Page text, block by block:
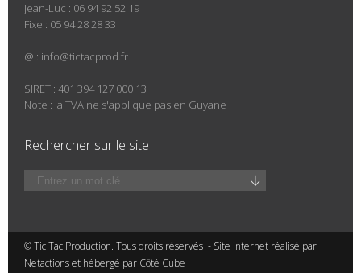
Jean-Luc : 06 94 92 52 19
Fixe : 05 94 28 28 33
@ : info@tictacprod.fr
SIRET : 401 394 127 000 13
Note : la TVA ne s'applique pas en Guyane
Rechercher sur le site
© Tic Tac Production. Tous droits réservés - Site internet réalisé par
Netactions et hébergé par Côté Cube